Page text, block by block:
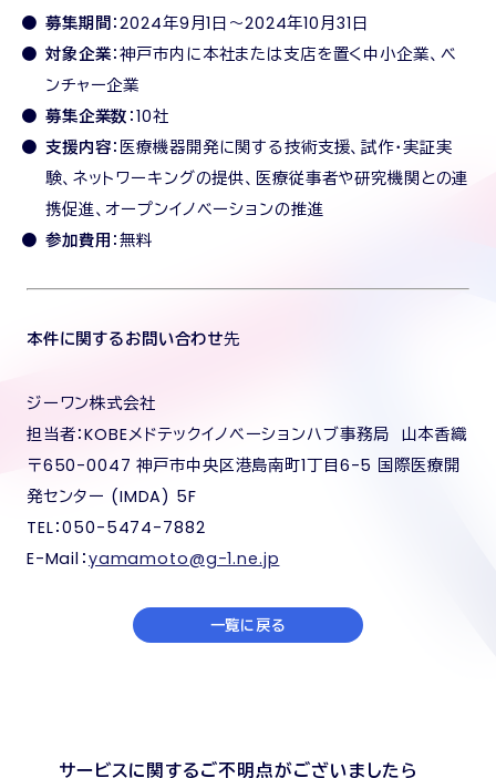
募集期間：2024年9月1日～2024年10月31日
対象企業：神戸市内に本社または支店を置く中小企業、ベ
ンチャー企業
募集企業数 ：10社
支援内容：医療機器開発に関する技術支援、試作・実証実
験、ネットワーキングの提供、医療従事者や研究機関との連
携促進、オープンイノベーションの推進
参加費用 ：無料
本件に関するお問い合わせ先
ジーワン株式会社
担当者：KOBEメドテックイノベーションハブ事務局 山本香織
〒650-0047 神戸市中央区港島南町1丁目6-5 国際医療開
発センター (IMDA) 5F
TEL：050-5474-7882
E-Mail：yamamoto@g-1.ne.jp
一覧に戻る
サービスに関するご不明点がございましたら